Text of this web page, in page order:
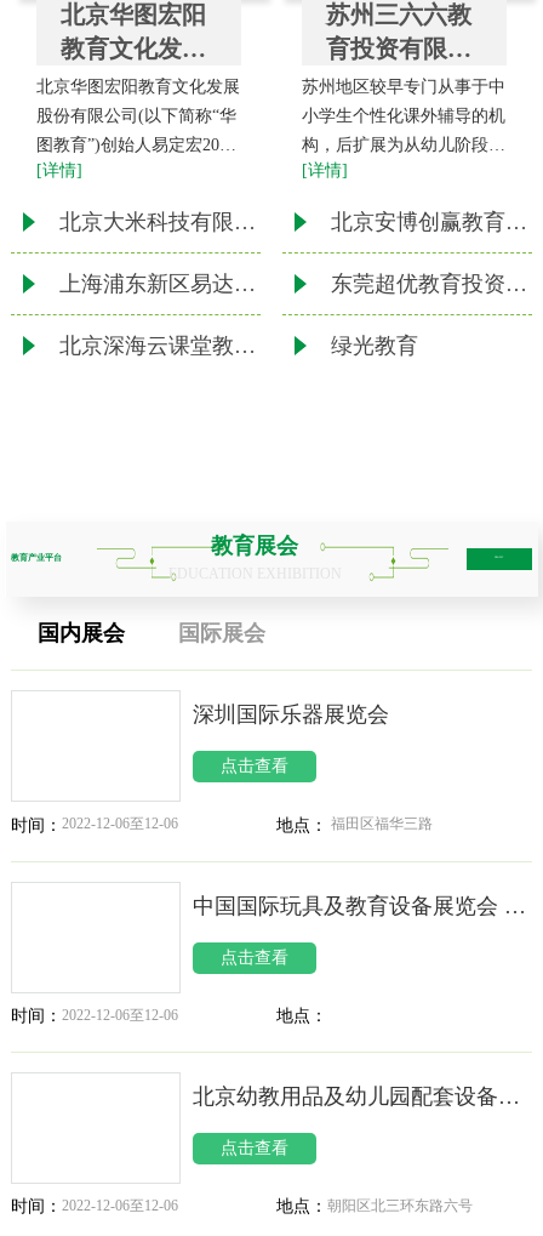
北京华图宏阳
教育文化发展
股份有限公司
北京华图宏阳教育文化发展
股份有限公司(以下简称“华
图教育”)创始人易定宏2001
年来京创业，2003年2月创
展有限公司(公司前身)。
[详情]
苏州三六六教
育投资有限公
司
苏州地区较早专门从事于中
小学生个性化课外辅导的机
构，后扩展为从幼儿阶段到
退休老人
[详情]
北京大米科技有限公司 北京安博创赢教育科技有限责任公司
上海浦东新区易达教育培训中心 东莞超优教育投资咨询有限公司
北京深海云课堂教育科技有限公司 绿光教育
教育产业平台 教育展会
EDUCATION EXHIBITION
more+
国内展会 国际展会
深圳国际乐器展览会
点击查看
时间： 2022-12-06至12-06 地点： 福田区福华三路
中国国际玩具及教育设备展览会 CTE
点击查看
时间： 2022-12-06至12-06 地点：
北京幼教用品及幼儿园配套设备展览会 BJKSE
点击查看
时间： 2022-12-06至12-06 地点：朝阳区北三环东路六号